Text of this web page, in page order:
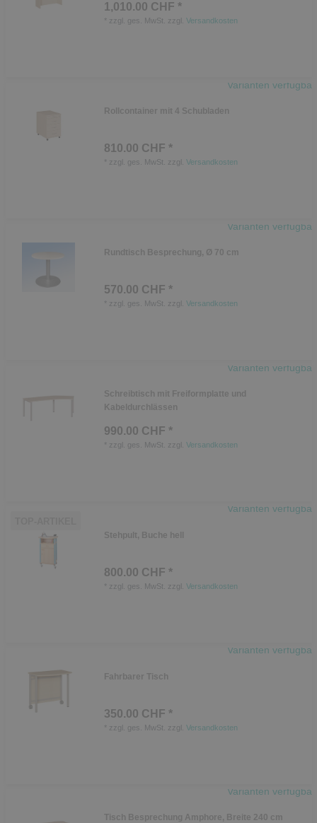
1,010.00 CHF *
zzgl. ges. MwSt. zzgl. Versandkosten
Varianten verfügbar
Rollcontainer mit 4 Schubladen
810.00 CHF *
zzgl. ges. MwSt. zzgl. Versandkosten
Varianten verfügbar
Rundtisch Besprechung, Ø 70 cm
570.00 CHF *
zzgl. ges. MwSt. zzgl. Versandkosten
Varianten verfügbar
Schreibtisch mit Freiformplatte und
Kabeldurchlässen
990.00 CHF *
zzgl. ges. MwSt. zzgl. Versandkosten
Varianten verfügbar
Stehpult, Buche hell
800.00 CHF *
zzgl. ges. MwSt. zzgl. Versandkosten
Varianten verfügbar
Fahrbarer Tisch
350.00 CHF *
zzgl. ges. MwSt. zzgl. Versandkosten
Varianten verfügbar
Tisch Besprechung Amphore, Breite 240 cm